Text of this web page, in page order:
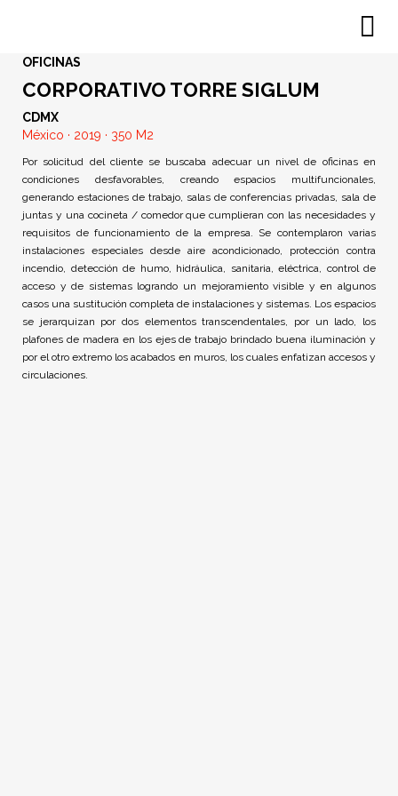
OFICINAS
CORPORATIVO TORRE SIGLUM
CDMX
México · 2019 · 350 M2
Por solicitud del cliente se buscaba adecuar un nivel de oficinas en
condiciones desfavorables, creando espacios multifuncionales,
generando estaciones de trabajo, salas de conferencias privadas, sala de
juntas y una cocineta / comedor que cumplieran con las necesidades y
requisitos de funcionamiento de la empresa. Se contemplaron varias
instalaciones especiales desde aire acondicionado, protección contra
incendio, detección de humo, hidráulica, sanitaria, eléctrica, control de
acceso y de sistemas logrando un mejoramiento visible y en algunos
casos una sustitución completa de instalaciones y sistemas. Los espacios
se jerarquizan por dos elementos transcendentales, por un lado, los
plafones de madera en los ejes de trabajo brindado buena iluminación y
por el otro extremo los acabados en muros, los cuales enfatizan accesos y
circulaciones.